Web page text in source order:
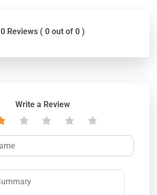
0 Reviews ( 0 out of 0 )
Write a Review